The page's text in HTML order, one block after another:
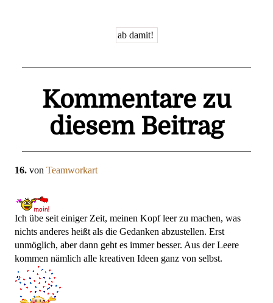
Kommentare zu
diesem Beitrag
16. von Teamworkart
Ich übe seit einiger Zeit, meinen Kopf leer zu machen, was
nichts anderes heißt als die Gedanken abzustellen. Erst
unmöglich, aber dann geht es immer besser. Aus der Leere
kommen nämlich alle kreativen Ideen ganz von selbst.